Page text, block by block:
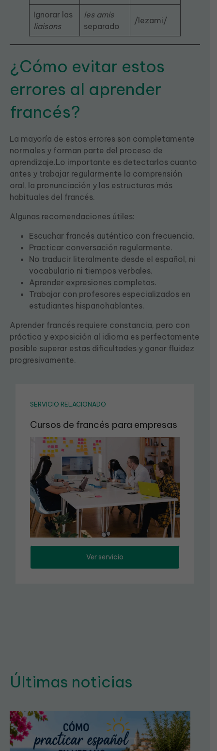
Ignorar las
liaisons
les amis
separado
/lezami/
¿Cómo evitar estos
errores al aprender
francés?
La mayoría de estos errores son completamente
normales y forman parte del proceso de
aprendizaje.Lo importante es detectarlos cuanto
antes y trabajar regularmente la comprensión
oral, la pronunciación y las estructuras más
habituales del francés.
Algunas recomendaciones útiles:
Escuchar francés auténtico con frecuencia.
Practicar conversación regularmente.
No traducir literalmente desde el español, ni
vocabulario ni tiempos verbales.
Aprender expresiones completas.
Trabajar con profesores especializados en
estudiantes hispanohablantes.
Aprender francés requiere constancia, pero con
práctica y exposición al idioma es perfectamente
posible superar estas dificultades y ganar fluidez
progresivamente.
SERVICIO RELACIONADO
Cursos de francés para empresas
Ver servicio
Últimas noticias